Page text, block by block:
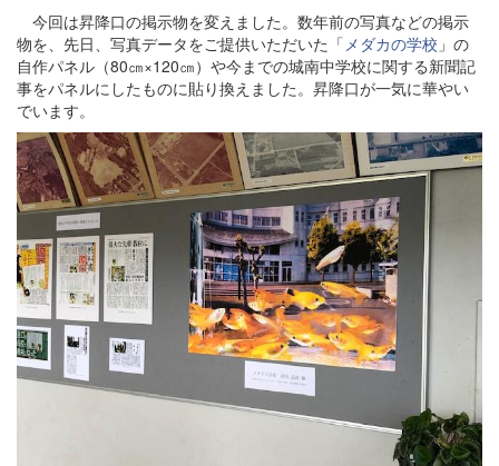
今回は昇降口の掲示物を変えました。数年前の写真などの掲示
物を、先日、写真データをご提供いただいた「 メダカの学校 」の
自作パネル（80㎝×120㎝）や今までの城南中学校に関する新聞記
事をパネルにしたものに貼り換えました。昇降口が一気に華やい
でいます。